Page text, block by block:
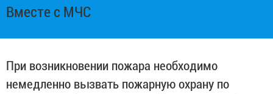
Вместе с МЧС
При возникновении пожара необходимо
немедленно вызвать пожарную охрану по